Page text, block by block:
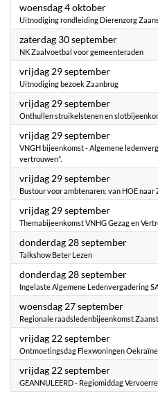
woensdag 4 oktober2023
Uitnodiging rondleiding Dierenzorg
zaterdag 30 september2023
NK Zaalvoetbal voor gemeenteraden
vrijdag 29 september2023
Uitnodiging bezoek Zaanbrug
vrijdag 29 september2023
Onthullen struikelstenen en
vrijdag 29 september2023
VNGH bijeenkomst - Algemene
vertrouwen”.
vrijdag 29 september2023
Bustour voor ambtenaren: van HOE
vrijdag 29 september2023
Themabijeenkomst VNHG Gezag en
donderdag 28 september2023
Talkshow Beter Lezen
donderdag 28 september2023
Ingelaste Algemene Ledenvergadering
woensdag 27 september2023
Regionale raadsledenbijeenkomst
vrijdag 22 september2023
Ontmoetingsdag Flexwoningen
vrijdag 22 september2023
GEANNULEERD - Regiomiddag